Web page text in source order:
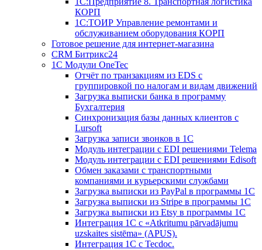
КОРП
1С:ТОИР Управление ремонтами и
обслуживанием оборудования КОРП
Готовое решение для интернет-магазина
CRM Битрикс24
1C Модули OneTec
Отчёт по транзакциям из EDS с
группировкой по налогам и видам движений
Загрузка выписки банка в программу
Бухгалтерия
Синхронизация базы данных клиентов с
Lursoft
Загрузка записи звонков в 1С
Модуль интеграции с EDI решениями Telema
Модуль интеграции с EDI решениями Edisoft
Обмен заказами с транспортными
компаниями и курьерскими службами
Загрузка выписки из PayPal в программы 1C
Загрузка выписки из Stripe в программы 1C
Загрузка выписки из Etsy в программы 1C
Интеграция 1С с «Atkritumu pārvadājumu
uzskaites sistēma» (APUS).
Интеграция 1С с Tecdoc.